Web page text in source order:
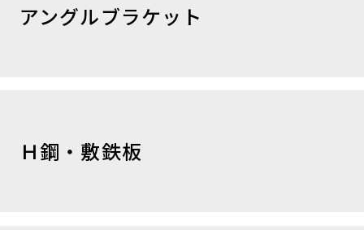
アングルブラケット
Ｈ鋼・敷鉄板